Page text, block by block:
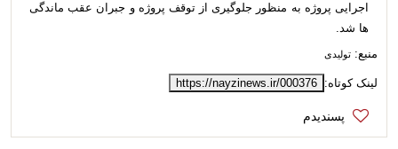
اجرایی پروژه به منظور جلوگیری از توقف پروژه‌ و جبران عقب ماندگی
ها شد.
منبع: تولیدی
لینک کوتاه: https://nayzinews.ir/000376